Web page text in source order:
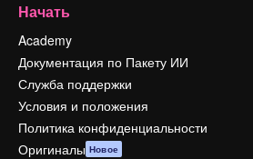
Начать
Academy
Документация по Пакету ИИ
Служба поддержки
Условия и положения
Политика конфиденциальности
Оригиналы Новое